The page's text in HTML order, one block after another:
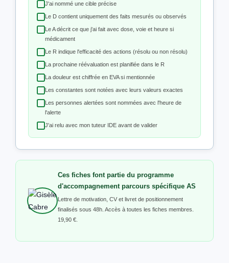
J'ai nommé une cible précise
Le D contient uniquement des faits mesurés ou observés
Le A décrit ce que j'ai fait avec dose, voie et heure si
médicament
Le R indique l'efficacité des actions (résolu ou non résolu)
La prochaine réévaluation est planifiée dans le R
La douleur est chiffrée en EVA si mentionnée
Les constantes sont notées avec leurs valeurs exactes
Les personnes alertées sont nommées avec l'heure de
l'alerte
J'ai relu avec mon tuteur IDE avant de valider
Ces fiches font partie du programme
d'accompagnement parcours spécifique AS
Lettre de motivation, CV et livret de positionnement
finalisés sous 48h. Accès à toutes les fiches membres.
19,90 €.